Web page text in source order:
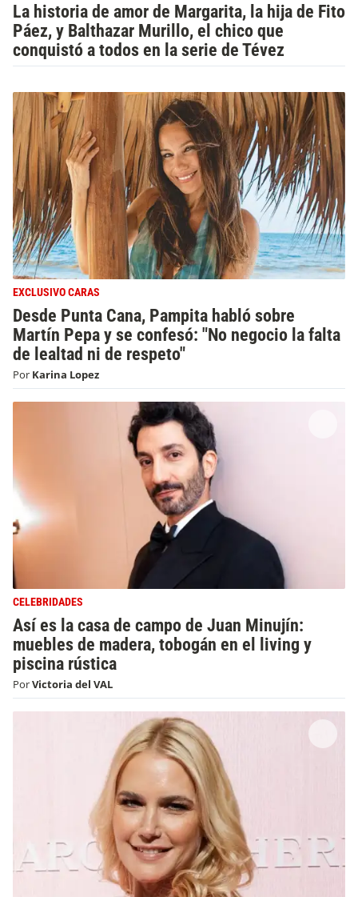
La historia de amor de Margarita, la hija de Fito
Páez, y Balthazar Murillo, el chico que
conquistó a todos en la serie de Tévez
EXCLUSIVO CARAS
Desde Punta Cana, Pampita habló sobre
Martín Pepa y se confesó: "No negocio la falta
de lealtad ni de respeto"
Por Karina Lopez
CELEBRIDADES
Así es la casa de campo de Juan Minujín:
muebles de madera, tobogán en el living y
piscina rústica
PorVictoria del VAL